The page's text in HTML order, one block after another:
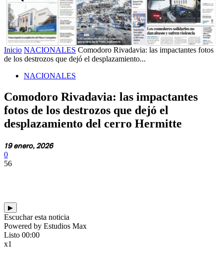
Inicio NACIONALES Comodoro Rivadavia: las impactantes fotos
de los destrozos que dejó el desplazamiento...
NACIONALES
Comodoro Rivadavia: las impactantes
fotos de los destrozos que dejó el
desplazamiento del cerro Hermitte
19 enero, 2026
0
56
▶
Escuchar esta noticia
Powered by Estudios Max
Listo 00:00
x1